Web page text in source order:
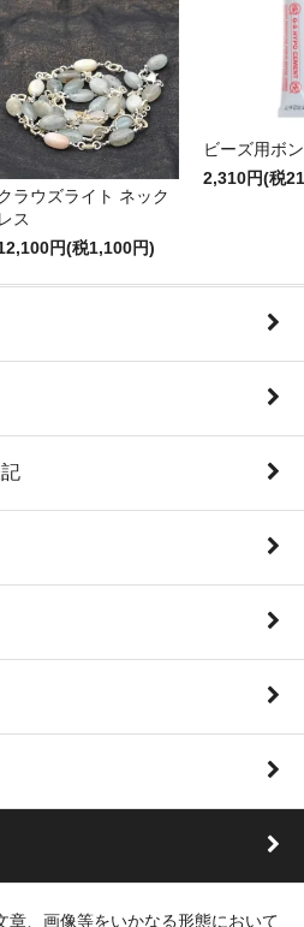
ラウズライト ネック
レス
円(税1,100円)
ビーズ用ボ
2,310円(税
章、画像等をいかなる形態において